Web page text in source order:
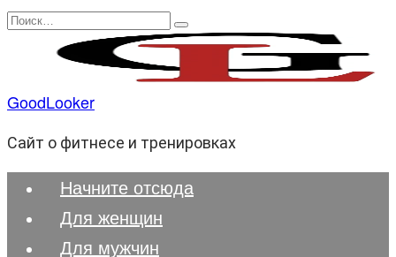
Перейти
содержанию
Search
GoodLooker
Сайт о фитнесе и тренировках
Начните отсюда
Для женщин
Для мужчин